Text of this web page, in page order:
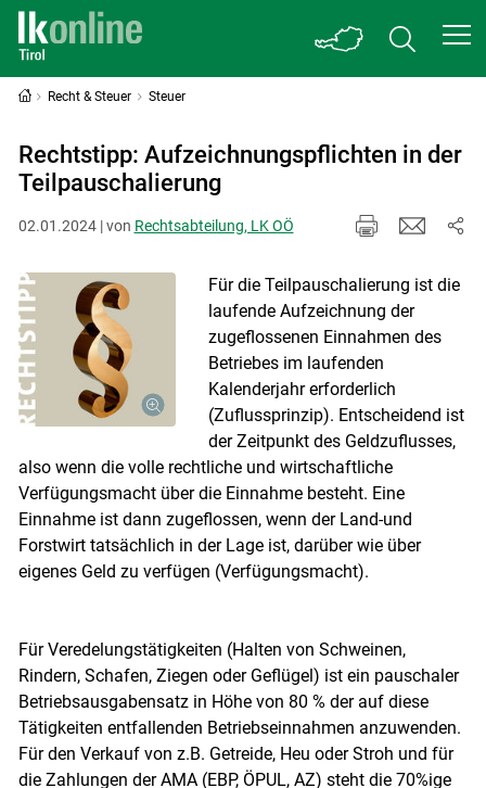
Recht & Steuer Steuer
Rechtstipp: Aufzeichnungspflichten in der
Teilpauschalierung
02.01.2024 | von Rechtsabteilung, LK OÖ
Für die Teilpauschalierung ist die
laufende Aufzeichnung der
zugeflossenen Einnahmen des
Betriebes im laufenden
Kalenderjahr erforderlich
(Zuflussprinzip). Entscheidend ist
der Zeitpunkt des Geldzuflusses,
also wenn die volle rechtliche und wirtschaftliche
Verfügungsmacht über die Einnahme besteht. Eine
Einnahme ist dann zugeflossen, wenn der Land-und
Forstwirt tatsächlich in der Lage ist, darüber wie über
eigenes Geld zu verfügen (Verfügungsmacht).
Für Veredelungstätigkeiten (Halten von Schweinen,
Rindern, Schafen, Ziegen oder Geflügel) ist ein pauschaler
Betriebsausgabensatz in Höhe von 80 % der auf diese
Tätigkeiten entfallenden Betriebseinnahmen anzuwenden.
Für den Verkauf von z.B. Getreide, Heu oder Stroh und für
die Zahlungen der AMA (EBP, ÖPUL, AZ) steht die 70%ige